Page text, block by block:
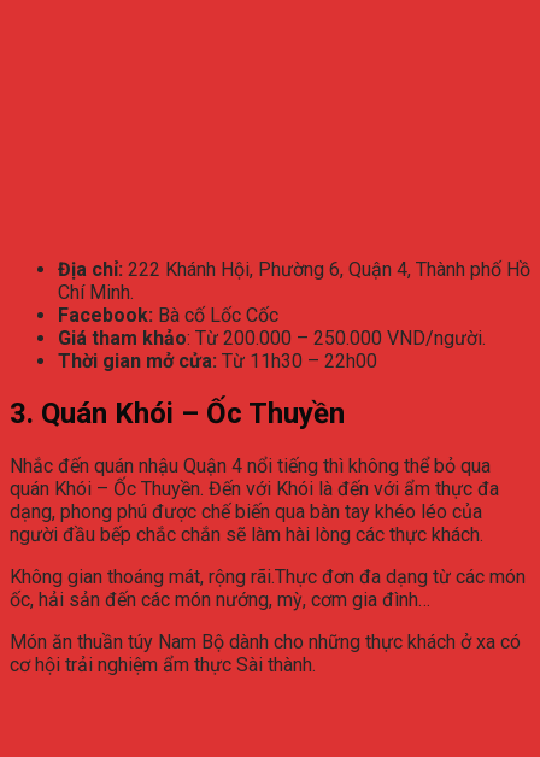
Địa chỉ: 222 Khánh Hội, Phường 6, Quận 4, Thành phố Hồ
Chí Minh.
Facebook: Bà cố Lốc Cốc
Giá tham khảo: Từ 200.000 – 250.000 VND/người.
Thời gian mở cửa: Từ 11h30 – 22h00
3. Quán Khói – Ốc Thuyền
Nhắc đến quán nhậu Quận 4 nổi tiếng thì không thể bỏ qua
quán Khói – Ốc Thuyền. Đến với Khói là đến với ẩm thực đa
dạng, phong phú được chế biến qua bàn tay khéo léo của
người đầu bếp chắc chắn sẽ làm hài lòng các thực khách.
Không gian thoáng mát, rộng rãi.Thực đơn đa dạng từ các món
ốc, hải sản đến các món nướng, mỳ, cơm gia đình…
Món ăn thuần túy Nam Bộ dành cho những thực khách ở xa có
cơ hội trải nghiệm ẩm thực Sài thành.